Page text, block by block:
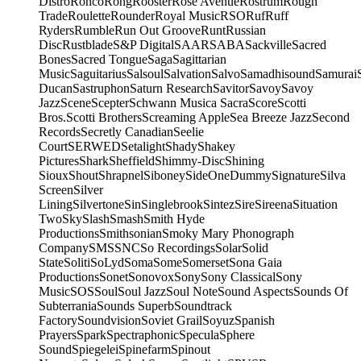
TradeRouletteRounderRoyal MusicRSORufRuff
RydersRumbleRun Out GrooveRuntRussian
DiscRustbladeS&P DigitalSAARSABASackvilleSacred
BonesSacred TongueSagaSagittarian
MusicSaguitariusSalsoulSalvationSalvoSamadhisoundSamurai
DucanSastruphonSaturn ResearchSavitorSavoySavoy
JazzSceneScepterSchwann Musica SacraScoreScotti
Bros.Scotti BrothersScreaming AppleSea Breeze JazzSecond
RecordsSecretly CanadianSeelie
CourtSERWEDSetalightShadyShakey
PicturesSharkSheffieldShimmy-DiscShining
SiouxShoutShrapnelSiboneySideOneDummySignatureSilva
ScreenSilver
LiningSilvertoneSinSinglebrookSintezSireSireenaSituation
TwoSkySlashSmashSmith Hyde
ProductionsSmithsonianSmoky Mary Phonograph
CompanySMSSNCSo RecordingsSolarSolid
StateSolitiSoLydSomaSomeSomersetSona Gaia
ProductionsSonetSonovoxSonySony ClassicalSony
MusicSOSSoulSoul JazzSoul NoteSound AspectsSounds Of
SubterraniaSounds SuperbSoundtrack
FactorySoundvisionSoviet GrailSoyuzSpanish
PrayersSparkSpectraphonicSpeculaSphere
SoundSpiegeleiSpinefarmSpinout